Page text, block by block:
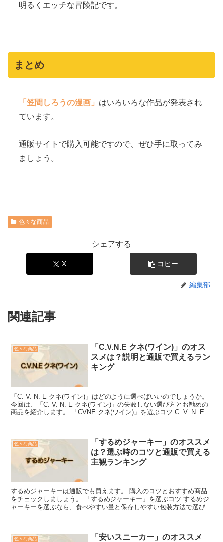
明るくエッチな冒険記です。
まとめ
「笠間しろうの漫画」 はいろいろな作品が発表され
ています。
通販サイトで購入可能ですので、ぜひ手に取ってみ
ましょう。
色々な商品
シェアする
X コピー
編集部
関連記事
色々な商品
「C.V.N.E クネ(ワイン)」のオス
スメは？説明と通販で買えるラン
キング
「C. V. N. E クネ(ワイン)」はどのように選べばいいのでしょうか。
今回は、「C. V. N. E クネ(ワイン)」の失敗しない選び方とお勧めの
商品を紹介します。 「CVNE クネ(ワイン)」を選ぶコツ C. V. N. E
色々な商品
「するめジャーキー」のオススメ
は？選ぶ時のコツと通販で買える
主観ランキング
するめジャーキーは通販でも買えます。 購入のコツとおすすめ商品
をチェックしましょう。 「するめジャーキー」を選ぶコツ するめジ
ャーキーを選ぶなら、食べやすい量と保存しやすい包装方法で選びま
色々な商品
「安いスニーカー」のオススメ